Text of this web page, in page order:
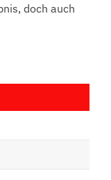
doch auch